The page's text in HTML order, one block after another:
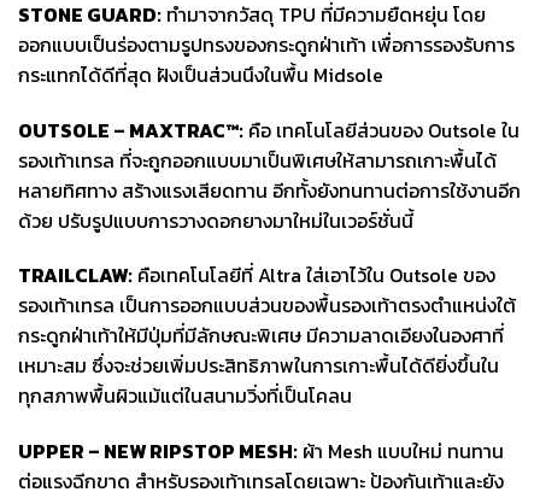
STONE GUARD: ทำมาจากวัสดุ TPU ที่มีความยืดหยุ่น โดย
ออกแบบเป็นร่องตามรูปทรงของกระดูกฝ่าเท้า เพื่อการรองรับการ
กระแทกได้ดีที่สุด ฝังเป็นส่วนนึงในพื้น Midsole
OUTSOLE – MAXTRAC™: คือ เทคโนโลยีส่วนของ Outsole ใน
รองเท้าเทรล ที่จะถูกออกแบบมาเป็นพิเศษให้สามารถเกาะพื้นได้
หลายทิศทาง สร้างแรงเสียดทาน อีกทั้งยังทนทานต่อการใช้งานอีก
ด้วย ปรับรูปแบบการวางดอกยางมาใหม่ในเวอร์ชั่นนี้
TRAILCLAW: คือเทคโนโลยีที่ Altra ใส่เอาไว้ใน Outsole ของ
รองเท้าเทรล เป็นการออกแบบส่วนของพื้นรองเท้าตรงตำแหน่งใต้
กระดูกฝ่าเท้าให้มีปุ่มที่มีลักษณะพิเศษ มีความลาดเอียงในองศาที่
เหมาะสม ซึ่งจะช่วยเพิ่มประสิทธิภาพในการเกาะพื้นได้ดียิ่งขึ้นใน
ทุกสภาพพื้นผิวแม้แต่ในสนามวิ่งที่เป็นโคลน
UPPER – NEW RIPSTOP MESH: ผ้า Mesh แบบใหม่ ทนทาน
ต่อแรงฉีกขาด สำหรับรองเท้าเทรลโดยเฉพาะ ป้องกันเท้าและยัง